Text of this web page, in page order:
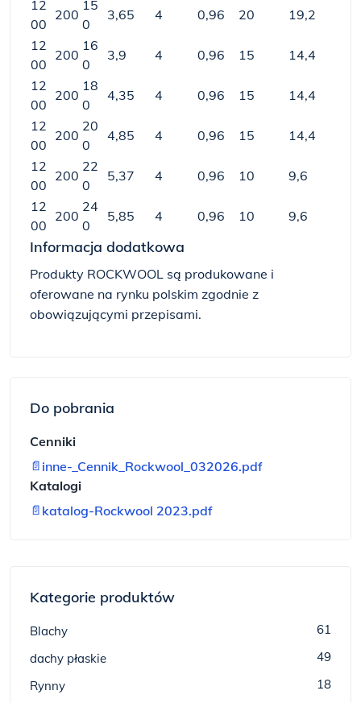
12
00
200
15
0
3,65 4 0,96 20
19,2
12
00
200
16
0
3,9 4 0,96 15
14,4
12
00
200
18
0
4,35 4 0,96 15
14,4
12
00
200
20
0
4,85 4 0,96 15
14,4
12
00
200
22
0
5,37 4 0,96 10
9,6
12
00
200
24
0
5,85 4 0,96 10 9,6
Informacja dodatkowa
Produkty ROCKWOOL są produkowane i
oferowane na rynku polskim zgodnie z
obowiązującymi przepisami.
Do pobrania
Cenniki
📄 inne-_Cennik_Rockwool_032026.pdf
Katalogi
📄 katalog-Rockwool 2023.pdf
Kategorie produktów
Blachy
61
dachy płaskie
49
Rynny
18